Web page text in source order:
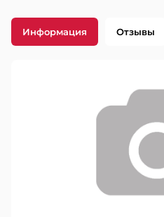
Информация Отзывы